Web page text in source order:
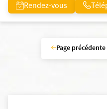
Rendez-vous
Page précédente